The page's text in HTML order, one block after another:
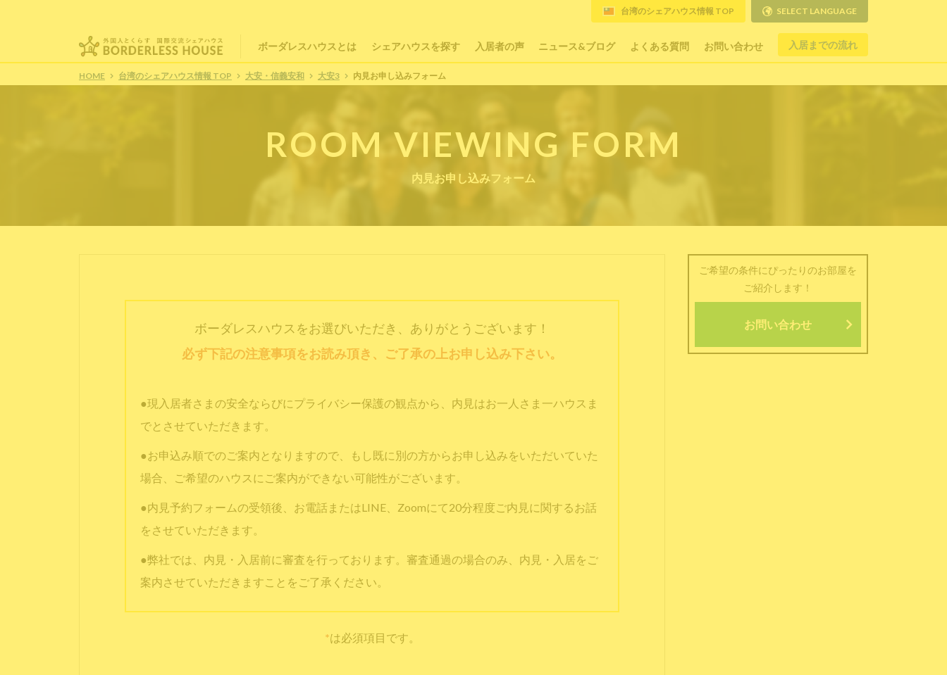
ボーダレスハウスとは シェアハウスを探す 入居者の声 ニュース&ブログ よくある質問 お問い合わせ 入居までの流れ
台湾のシェアハウス情報 TOP SELECT LANGUAGE
HOME 台湾のシェアハウス情報 TOP 大安・信義安和 大安3 内見お申し込みフォーム
ROOM VIEWING FORM
内見お申し込みフォーム
ボーダレスハウスをお選びいただき、ありがとうございます！
必ず下記の注意事項をお読み頂き、ご了承の上お申し込み下さい。
●現入居者さまの安全ならびにプライバシー保護の観点から、内見はお一人さま一ハウスま
でとさせていただきます。
●お申込み順でのご案内となりますので、もし既に別の方からお申し込みをいただいていた
場合、ご希望のハウスにご案内ができない可能性がございます。
●内見予約フォームの受領後、お電話またはLINE、Zoomにて20分程度ご内見に関するお話
をさせていただきます。
●弊社では、内見・入居前に審査を行っております。審査通過の場合のみ、内見・入居をご
案内させていただきますことをご了承ください。
*は必須項目です。
ご希望の条件にぴったりのお部屋を
ご紹介します！
お問い合わせ